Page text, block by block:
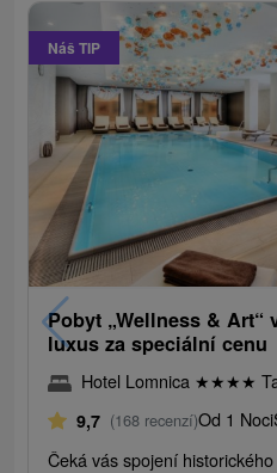
Náš TIP
Pobyt „Wellness & Art“
luxus za speciální cenu
Hotel Lomnica ★★★★
9,7 (168 recenzí)Od 1 Noci
Čeká vás spojení